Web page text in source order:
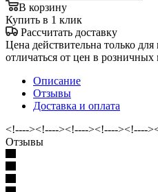
В корзину
Купить в 1 клик
Рассчитать доставку
Цена действительна только
отличаться от цен в розничных
Описание
Отзывы
Доставка и оплата
<!----><!----><!----><!----><!----
Отзывы